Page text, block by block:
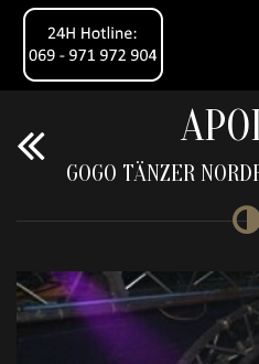
GOGO TÄNZER